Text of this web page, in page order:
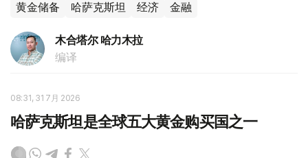
黄金储备 哈萨克斯坦 经济 金融
木合塔尔 哈力木拉
编译
08:31, 31 7月 2026
哈萨克斯坦是全球五大黄金购买国之一